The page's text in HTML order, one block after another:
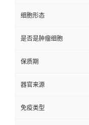
细胞形态
是否是肿瘤细胞
保质期
器官来源
免疫类型